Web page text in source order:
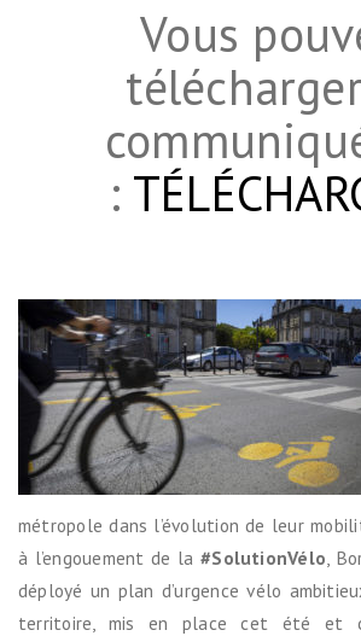
Vous
:
métropole dans l’évolution de leur
à l’engouement de la#SolutionVélo ,
déployé un plan d’urgence vélo
territoire, mis en place cet été et